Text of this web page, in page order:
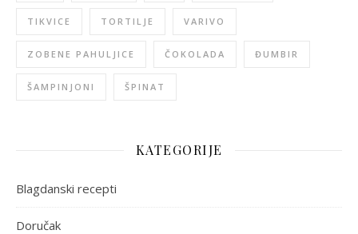
TIKVICE TORTILJE VARIVO
ZOBENE PAHULJICE ČOKOLADA ĐUMBIR
ŠAMPINJONI ŠPINAT
KATEGORIJE
Blagdanski recepti
Doručak